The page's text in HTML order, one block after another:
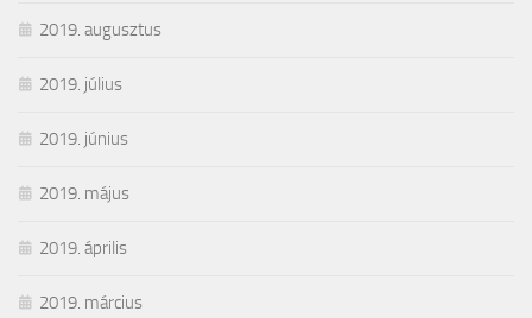
2019. augusztus
2019. július
2019. június
2019. május
2019. április
2019. március